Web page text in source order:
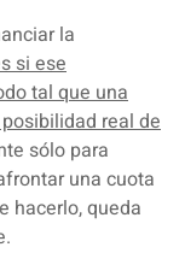
la
si ese
tal que una
real de
sólo para
una cuota
hacerlo, queda